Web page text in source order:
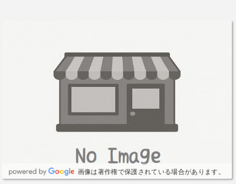
画像は著作権で保護されている場合があります。